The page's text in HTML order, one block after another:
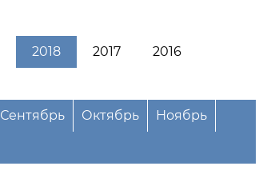
2018 2017 2016
Сентябрь Октябрь Ноябрь